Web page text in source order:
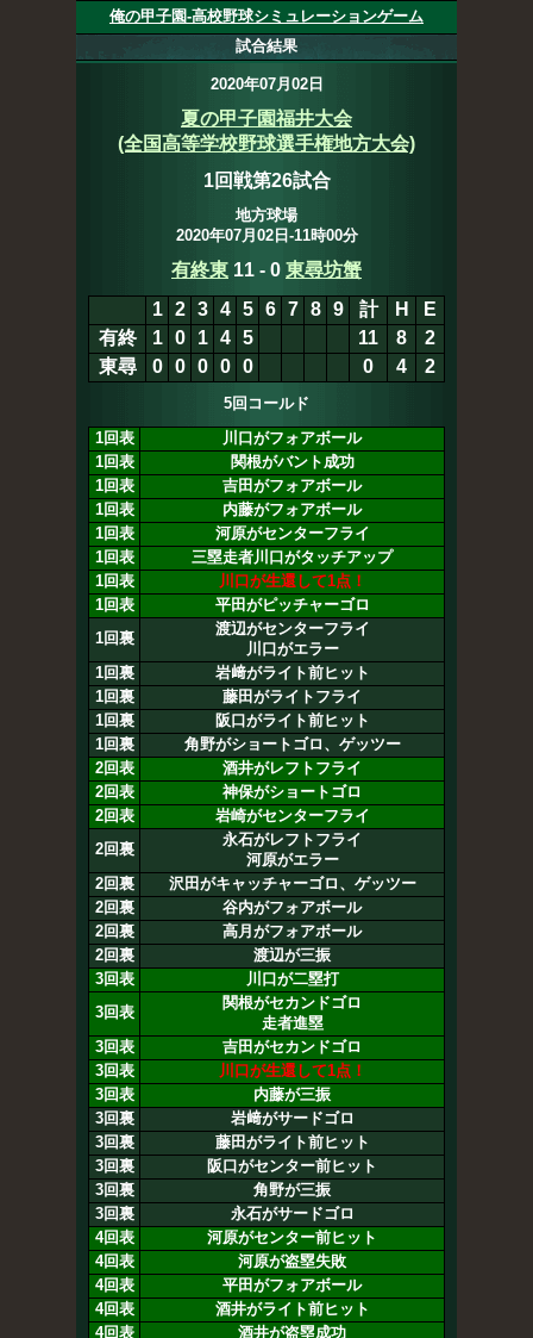
俺の甲子園-高校野球シミュレーションゲーム
試合結果
2020年07月02日
夏の甲子園福井大会
(全国高等学校野球選手権地方大会)
1回戦第26試合
地方球場
2020年07月02日-11時00分
有終東 11 - 0 東尋坊蟹
1
2 3 4 5 6 7 8 9 計 H
E
有終
1 0 1 4 5 11 8
2
東尋
0 0 0 0 0 0 4 2
5回コールド
1回表
川口がフォアボール
1回表
関根がバント成功
1回表
吉田がフォアボール
1回表
内藤がフォアボール
1回表
河原がセンターフライ
1回表
三塁走者川口がタッチアップ
1回表
川口が生還して1点！
1回表
平田がピッチャーゴロ
1回裏
渡辺がセンターフライ
川口がエラー
1回裏
岩﨑がライト前ヒット
1回裏
藤田がライトフライ
1回裏
阪口がライト前ヒット
1回裏
角野がショートゴロ、ゲッツー
2回表
酒井がレフトフライ
2回表
神保がショートゴロ
2回表
岩崎がセンターフライ
2回裏
永石がレフトフライ
河原がエラー
2回裏
沢田がキャッチャーゴロ、ゲッツー
2回裏
谷内がフォアボール
2回裏
高月がフォアボール
2回裏
渡辺が三振
3回表
川口が二塁打
3回表
関根がセカンドゴロ
走者進塁
3回表
吉田がセカンドゴロ
3回表
川口が生還して1点！
3回表
内藤が三振
3回裏
岩﨑がサードゴロ
3回裏
藤田がライト前ヒット
3回裏
阪口がセンター前ヒット
3回裏
角野が三振
3回裏
永石がサードゴロ
4回表
河原がセンター前ヒット
4回表
河原が盗塁失敗
4回表
平田がフォアボール
4回表
酒井がライト前ヒット
4回表
酒井が盗塁成功